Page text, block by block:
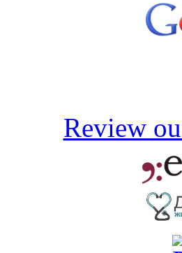
Review